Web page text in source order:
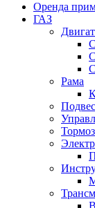
Оренда
ГАЗ
Рама